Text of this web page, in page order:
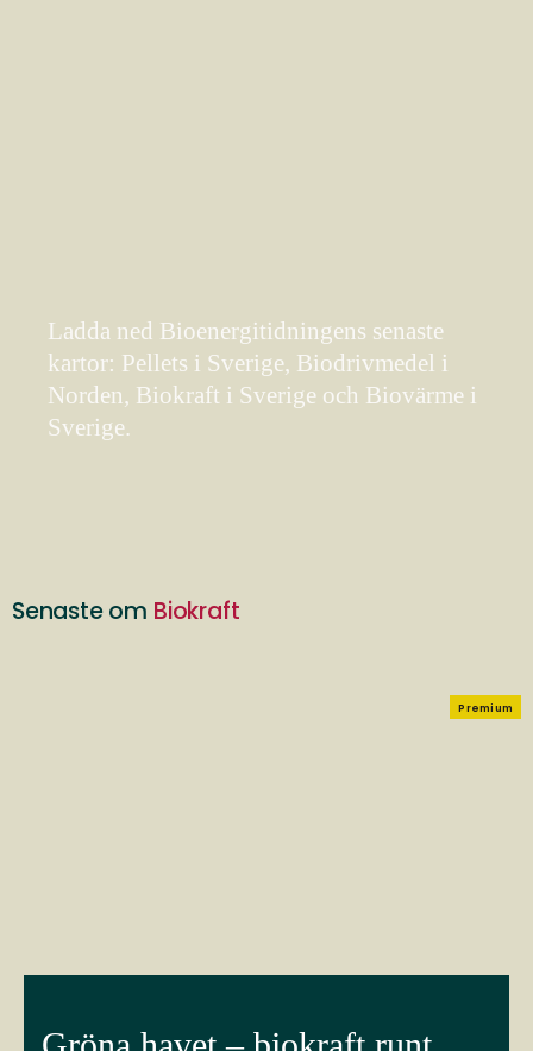
Ladda ned Bioenergitidningens senaste
kartor: Pellets i Sverige, Biodrivmedel i
Norden, Biokraft i Sverige och Biovärme i
Sverige.
Senaste om Biokraft
Premium